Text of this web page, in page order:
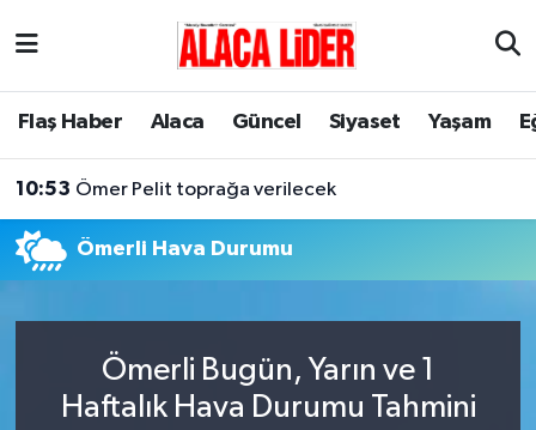
Flaş Haber Alaca Güncel Siyaset Yaşam
10:53 Ömer Pelit toprağa verilecek
Ömerli Hava Durumu
Ömerli Bugün, Yarın ve 1
Haftalık Hava Durumu Tahmini
Çorum Nöbetçi Eczaneler
Tüm Manşetler